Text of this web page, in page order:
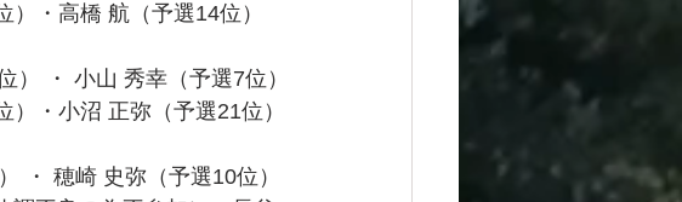
・高橋 航（予選14位）
・ 小山 秀幸（予選7位）
・小沼 正弥（予選21位）
・ 穂崎 史弥（予選10位）